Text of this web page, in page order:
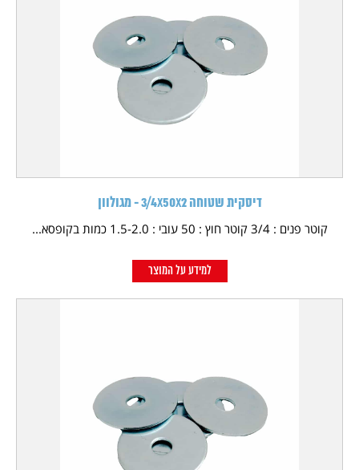
דיסקית שטוחה 3/4X50X2 - מגולוון
קוטר פנים : 3/4 קוטר חוץ : 50 עובי : 1.5-2.0 כמות בקופסא...
למידע על המוצר